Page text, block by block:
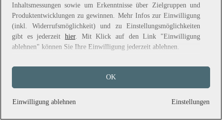
Inhaltsmessungen sowie um Erkenntnisse über Zielgruppen und
Produktentwicklungen zu gewinnen. Mehr Infos zur Einwilligung
(inkl. Widerrufsmöglichkeit) und zu Einstellungsmöglichkeiten
gibt es jederzeit hier. Mit Klick auf den Link "Einwilligung
ablehnen" können Sie Ihre Einwilligung jederzeit ablehnen.
Sie können Ihre Einwilligung auch jederzeit grundlos mit Wirkung
für die Zukunft widerrufen, indem Sie z. B. auf den Button
"Cookie-Einstellungen" im Footer der Website und "Alle
ablehnen" klicken.
Einstellungen
Einwilligung ablehnen
OK